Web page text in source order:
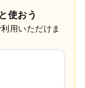
使おう
用いただけま